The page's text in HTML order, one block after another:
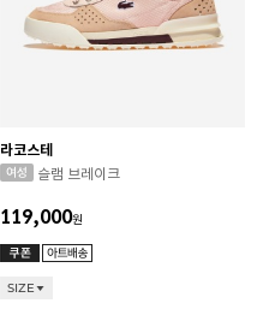
라코스테
슬램 브레이크
119,000원
SIZE